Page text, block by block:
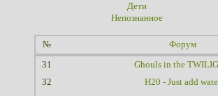
Дети
Непознанное
№ Форум
31
Ghouls in the
32
H20 - Just add